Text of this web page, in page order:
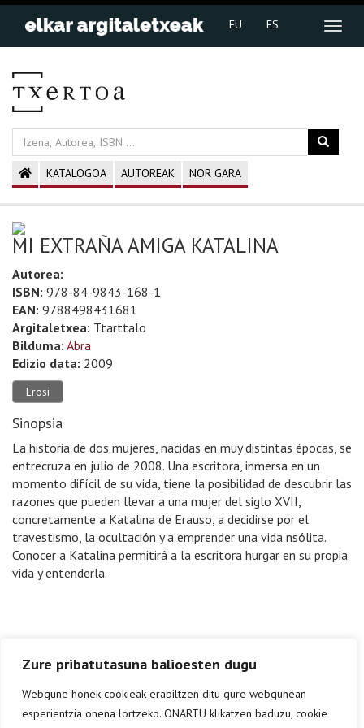
Zure pribatutasuna balioesten dugu
Webgune honek cookieak erabiltzen ditu gure webgunean
esperientzia onena lortzeko. ONARTU klikatzen baduzu, cookie
EU ES
KATALOGOA AUTOREAK NOR GARA
MI EXTRAÑA AMIGA KATALINA
Autorea:
ISBN: 978-84-9843-168-1
EAN: 9788498431681
Argitaletxea: Ttarttalo
Bilduma: Abra
Edizio data: 2009
Erosi
Sinopsia
La historia de dos mujeres, nacidas en muy distintas épocas, se
entrecruza en julio de 2008. Una escritora, inmersa en un
momento difícil de su vida, tiene la posibilidad de descubrir las
razones que pueden llevar a una mujer del siglo XVII,
concretamente a Katalina de Erauso, a decidirse por el
travestismo, la ocultación y a emprender una vida nsólita.
Conocer a Katalina permitirá a la escritora hurgar en su propia
vida y entenderla.